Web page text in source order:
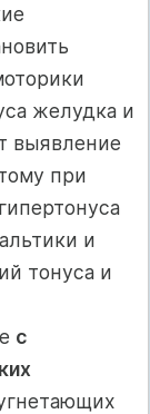
желудка и
выявление
при
и
тонуса и
с